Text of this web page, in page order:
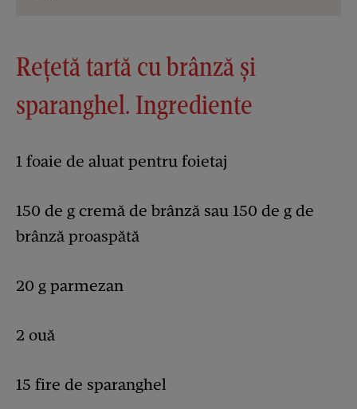
Rețetă tartă cu brânză și
sparanghel. Ingrediente
1 foaie de aluat pentru foietaj
150 de g cremă de brânză sau 150 de g de
brânză proaspătă
20 g parmezan
2 ouă
15 fire de sparanghel